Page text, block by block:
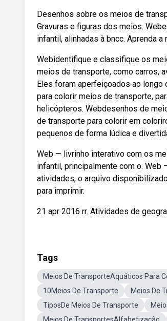
Desenhos sobre os meios de
Gravuras e figuras dos meios.
infantil, alinhadas à bncc. Aprenda
Webidentifique e classifique os
meios de transporte, como carros,
Eles foram aperfeiçoados ao longo
para colorir meios de transporte,
helicópteros. Webdesenhos de
de transporte para colorir em
pequenos de forma lúdica e
Web — livrinho interativo com os
infantil, principalmente com o.
atividades, o arquivo
para imprimir.
21 apr 2016 rr. Atividades de
Tags
Meios De TransporteAquáticos Para
10Meios De Transporte
Meios De
TiposDe Meios De Transporte